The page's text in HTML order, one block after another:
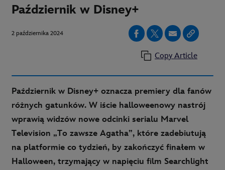
Październik w Disney+
2 października 2024
Copy Article
Październik w Disney+ oznacza premiery dla fanów
różnych gatunków. W iście halloweenowy nastrój
wprawią widzów nowe odcinki serialu Marvel
Television „To zawsze Agatha”, które zadebiutują
na platformie co tydzień, by zakończyć finałem w
Halloween, trzymający w napięciu film Searchlight